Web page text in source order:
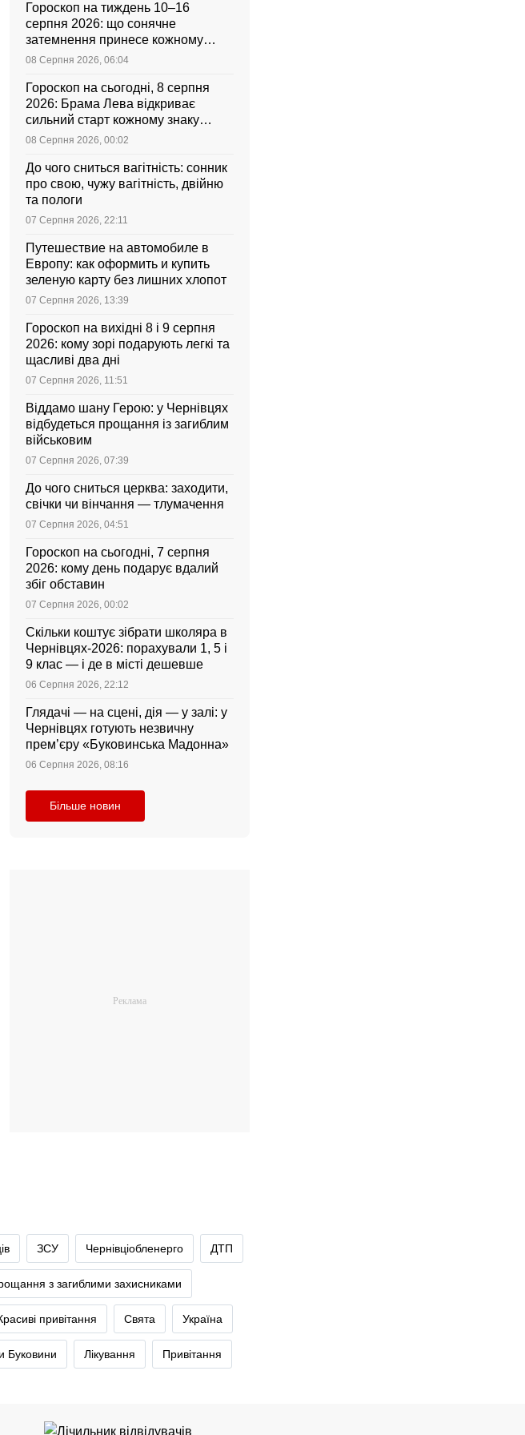
Гороскоп на тиждень 10–16
серпня 2026: що сонячне
затемнення принесе кожному
знаку зодіаку
08 Серпня 2026, 06:04
Гороскоп на сьогодні, 8 серпня
2026: Брама Лева відкриває
сильний старт кожному знаку
зодіаку
08 Серпня 2026, 00:02
До чого сниться вагітність: сонник
про свою, чужу вагітність, двійню
та пологи
07 Серпня 2026, 22:11
Путешествие на автомобиле в
Европу: как оформить и купить
зеленую карту без лишних хлопот
07 Серпня 2026, 13:39
Гороскоп на вихідні 8 і 9 серпня
2026: кому зорі подарують легкі та
щасливі два дні
07 Серпня 2026, 11:51
Віддамо шану Герою: у Чернівцях
відбудеться прощання із загиблим
військовим
07 Серпня 2026, 07:39
До чого сниться церква: заходити,
свічки чи вінчання — тлумачення
07 Серпня 2026, 04:51
Гороскоп на сьогодні, 7 серпня
2026: кому день подарує вдалий
збіг обставин
07 Серпня 2026, 00:02
Скільки коштує зібрати школяра в
Чернівцях-2026: порахували 1, 5 і
9 клас — і де в місті дешевше
06 Серпня 2026, 22:12
Глядачі — на сцені, дія — у залі: у
Чернівцях готують незвичну
прем’єру «Буковинська Мадонна»
06 Серпня 2026, 08:16
Більше новин
ЗСУ Чернівціобленерго ДТП
з загиблими захисниками
привітання Свята Україна
Буковини Лікування Привітання